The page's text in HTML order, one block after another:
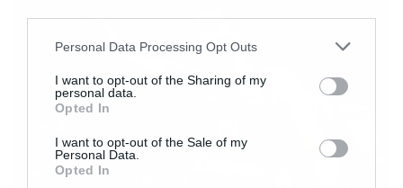
Please note that this website/app uses one or more Google
not limited to your visit or usage behaviour. You may click to
grant or deny consent to Google and its third-party tags to
use your data for below specified purposes in below Google
consent section.
Personal Data Processing Opt Outs
I want to opt-out of the Sharing of my
personal data.
Opted In
I want to opt-out of the Sale of my
Personal Data.
Opted In